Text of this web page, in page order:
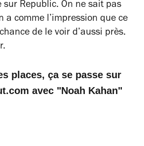
sur Republic. On ne sait pas
a comme l’impression que ce
de le voir d’aussi près.
places, ça se passe sur
avec "Noah Kahan"